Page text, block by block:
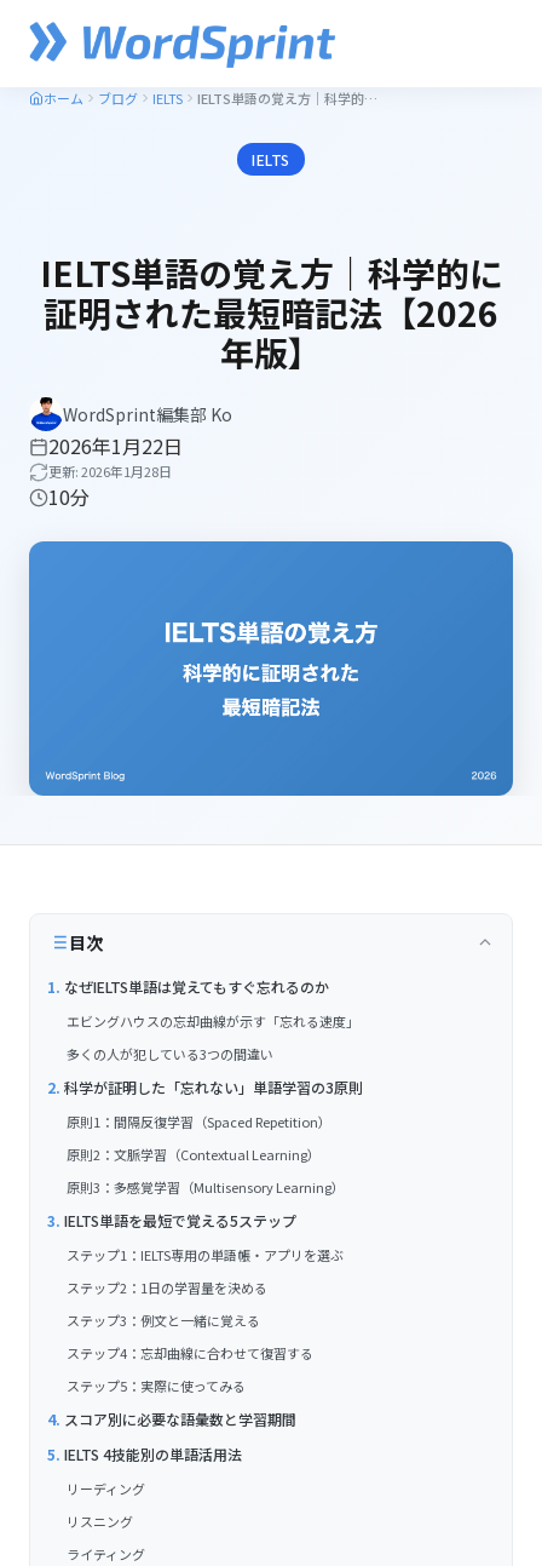
ホーム ブログ IELTS IELTS単語の覚え方｜科学的に証明された最短暗記法【2026年版】
IELTS
IELTS単語の覚え方｜科学的に
証明された最短暗記法【2026
年版】
WordSprint編集部 Ko
2026年1月22日
更新: 2026年1月28日
10分
目次
なぜIELTS単語は覚えてもすぐ忘れるのか
エビングハウスの忘却曲線が示す「忘れる速度」
多くの人が犯している3つの間違い
科学が証明した「忘れない」単語学習の3原則
原則1：間隔反復学習（Spaced Repetition）
原則2：文脈学習（Contextual Learning）
原則3：多感覚学習（Multisensory Learning）
IELTS単語を最短で覚える5ステップ
ステップ1：IELTS専用の単語帳・アプリを選ぶ
ステップ2：1日の学習量を決める
ステップ3：例文と一緒に覚える
ステップ4：忘却曲線に合わせて復習する
ステップ5：実際に使ってみる
スコア別に必要な語彙数と学習期間
IELTS 4技能別の単語活用法
リーディング
リスニング
ライティング